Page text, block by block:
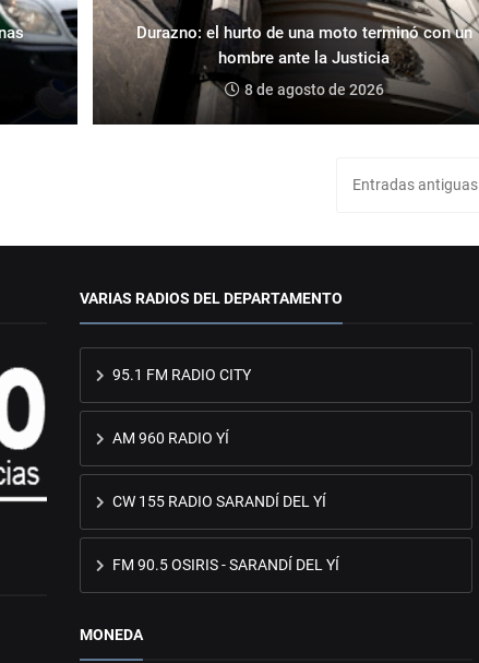
Durazno: el hurto de una moto terminó con un
hombre ante la Justicia
8 de agosto de 2026
Entradas antiguas
VARIAS RADIOS DEL DEPARTAMENTO
95.1 FM RADIO CITY
AM 960 RADIO YÍ
CW 155 RADIO SARANDÍ DEL YÍ
FM 90.5 OSIRIS - SARANDÍ DEL YÍ
MONEDA